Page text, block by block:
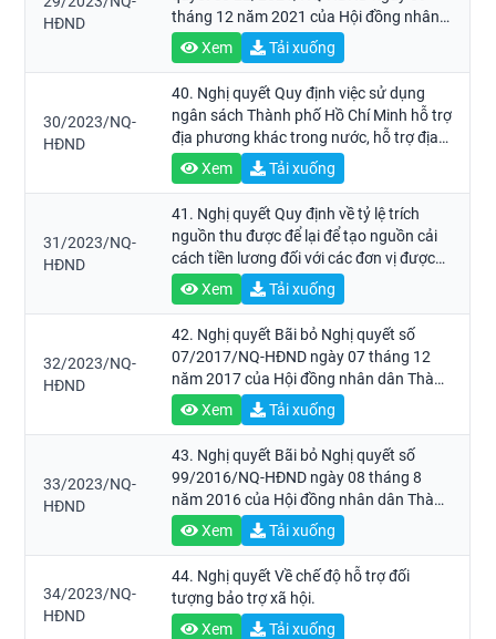
HĐND
tháng 12 năm 2021 của Hội đồng nhân
dân Thành phố về quy định phân cấp
nguồn thu, nhiệm vụ chi cho từng cấp
ngân sách thời kỳ ổn định ngân sách giai
đoạn 2022 - 2025 và tỷ lệ phần trăm chia
cho các khoản thu giữa các cấp ngân
sách năm 2022 ở Thành phố Hồ Chí
Minh.
Xem Tải xuống
30/2023/NQ-
HĐND
40. Nghị quyết Quy định việc sử dụng
ngân sách Thành phố Hồ Chí Minh hỗ trợ
địa phương khác trong nước, hỗ trợ địa
phương tại quốc gia khác.
Xem Tải xuống
31/2023/NQ-
HĐND
41. Nghị quyết Quy định về tỷ lệ trích
nguồn thu được để lại để tạo nguồn cải
cách tiền lương đối với các đơn vị được
Thành phố Hồ Chí Minh quản lý.
Xem Tải xuống
32/2023/NQ-
HĐND
42. Nghị quyết Bãi bỏ Nghị quyết số
07/2017/NQ-HĐND ngày 07 tháng 12
năm 2017 của Hội đồng nhân dân Thành
phố về ban hành mức thu lệ phí đăng ký
cư trú trên địa bàn Thành phố Hồ Chí
Xem Tải xuống
33/2023/NQ-
HĐND
43. Nghị quyết Bãi bỏ Nghị quyết số
99/2016/NQ-HĐND ngày 08 tháng 8
năm 2016 của Hội đồng nhân dân Thành
phố về ban hành mức chi thực hiện thăm
hỏi, động viên nạn nhân tai nạn giao
thông trên địa bàn Thành phố Hồ Chí
Minh.
Xem Tải xuống
34/2023/NQ-
HĐND
44. Nghị quyết Về chế độ hỗ trợ đối
tượng bảo trợ xã hội.
Xem
Tải xuống